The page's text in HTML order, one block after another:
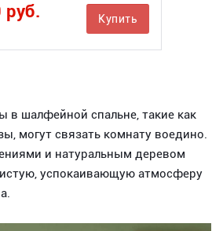
руб. Купить
в шалфейной спальне, такие как
могут связать комнату воедино.
и натуральным деревом
успокаивающую атмосферу